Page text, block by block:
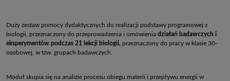
Duży zestaw pomocy dydaktycznych do realizacji podstawy programowej z
biologii, przeznaczony do przeprowadzenia i omówienia działań badawczych i
eksperymentów podczas 21 lekcji biologii, przeznaczony do pracy w klasie 30-
osobowej, w tzw. grupach badawczych.
Moduł skupia się na analizie procesu obiegu materii i przepływu energii w